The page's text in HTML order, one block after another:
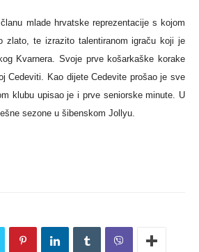
mlade hrvatske reprezentacije s kojom
zlato, te izrazito talentiranom igraču koji je
Kvarnera. Svoje prve košarkaške korake
Cedeviti. Kao dijete Cedevite prošao je sve
klubu upisao je i prve seniorske minute. U
sezone u šibenskom Jollyu.